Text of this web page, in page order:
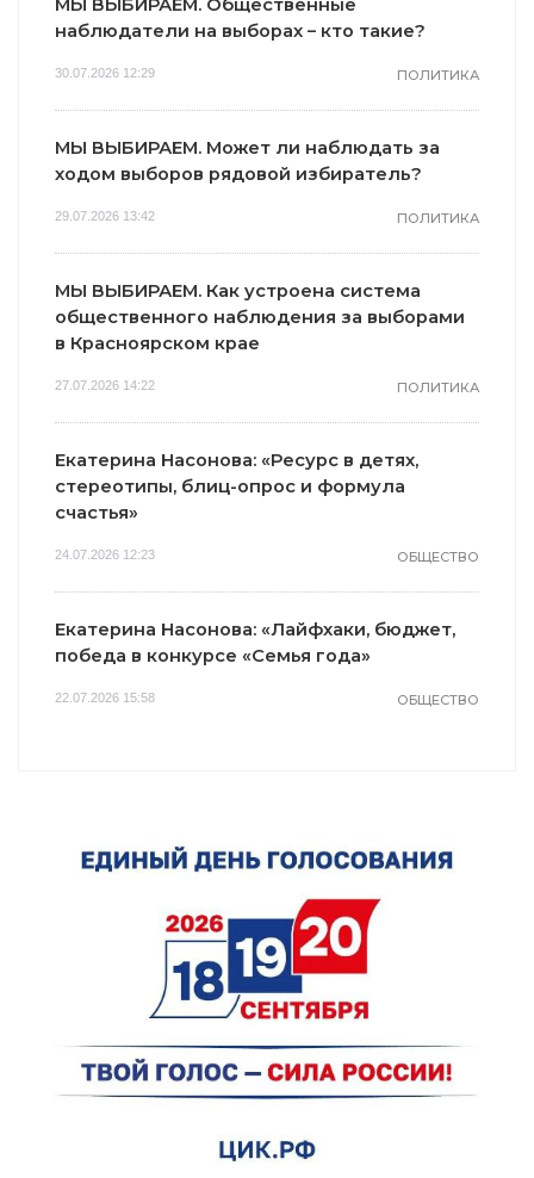
МЫ ВЫБИРАЕМ. Общественные
наблюдатели на выборах – кто такие?
30.07.2026 12:29 ПОЛИТИКА
МЫ ВЫБИРАЕМ. Может ли наблюдать за
ходом выборов рядовой избиратель?
29.07.2026 13:42 ПОЛИТИКА
МЫ ВЫБИРАЕМ. Как устроена система
общественного наблюдения за выборами
в Красноярском крае
27.07.2026 14:22 ПОЛИТИКА
Екатерина Насонова: «Ресурс в детях,
стереотипы, блиц-опрос и формула
счастья»
24.07.2026 12:23 ОБЩЕСТВО
Екатерина Насонова: «Лайфхаки, бюджет,
победа в конкурсе «Семья года»
22.07.2026 15:58 ОБЩЕСТВО